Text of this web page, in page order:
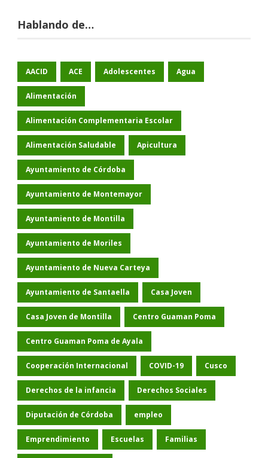
Hablando de…
AACID ACE Adolescentes Agua
Alimentación
Alimentación Complementaria Escolar
Alimentación Saludable Apicultura
Ayuntamiento de Córdoba
Ayuntamiento de Montemayor
Ayuntamiento de Montilla
Ayuntamiento de Moriles
Ayuntamiento de Nueva Carteya
Ayuntamiento de Santaella Casa Joven
Casa Joven de Montilla Centro Guaman Poma
Centro Guaman Poma de Ayala
Cooperación Internacional COVID-19 Cusco
Derechos de la infancia Derechos Sociales
Diputación de Córdoba empleo
Emprendimiento Escuelas Familias